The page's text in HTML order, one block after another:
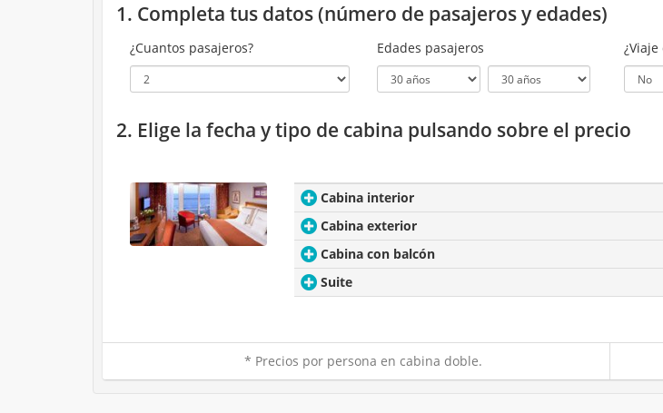
1. Completa tus datos (número de pasajeros y edades)
¿Cuantos pasajeros? Edades pasajeros
2. Elige la fecha y tipo de cabina pulsando sobre el precio
Cabina interior
Cabina exterior
Cabina con balcón
Suite
* Precios por persona en cabina doble.